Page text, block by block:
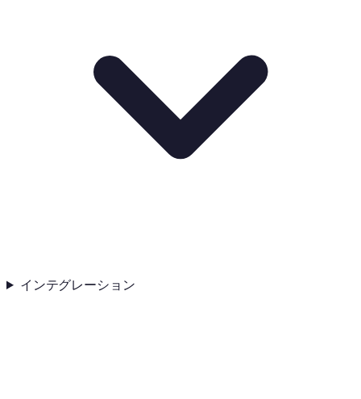
インテグレーション